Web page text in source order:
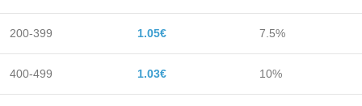
200-399 1.05€ 7.5%
400-499 1.03€ 10%